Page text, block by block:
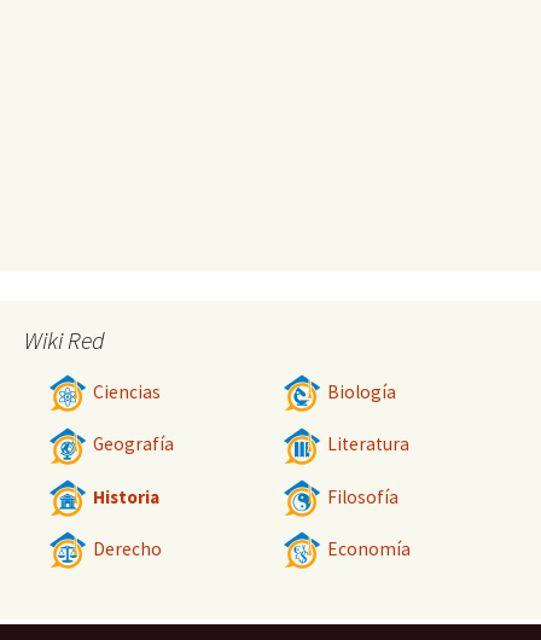
Wiki Red
Ciencias Biología
Geografía Literatura
Historia Filosofía
Derecho Economía